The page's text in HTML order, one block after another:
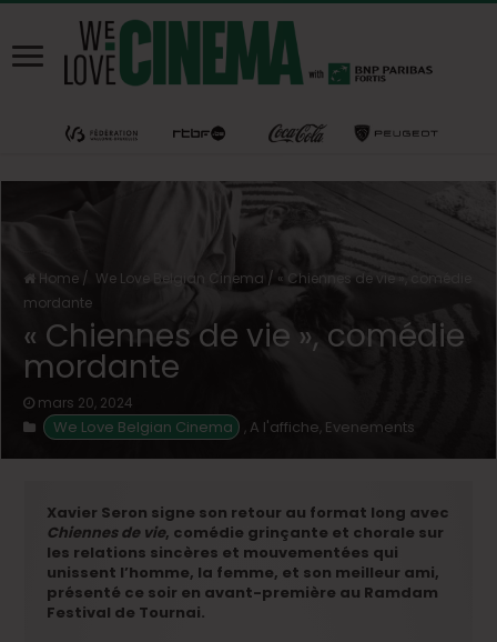
Home / We Love Belgian Cinema / « Chiennes de vie », comédie
mordante
« Chiennes de vie », comédie
mordante
mars 20, 2024
We Love Belgian Cinema , A l'affiche Evenements
Xavier Seron signe son retour au format long avec
Chiennes de vie, comédie grinçante et chorale sur
les relations sincères et mouvementées qui
unissent l’homme, la femme, et son meilleur ami,
présenté ce soir en avant-première au Ramdam
Festival de Tournai.